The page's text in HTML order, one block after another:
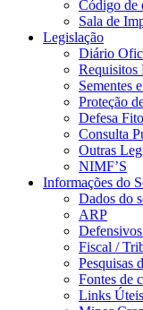
Código de
Sala de
Legislação
Diário
Requisitos
Sementes
Proteção
Defesa
Consulta
Outras
NIMF’S
Informações do
Dados do
ARP
Fiscal /
Pesquisas
Fontes de
Links Úteis